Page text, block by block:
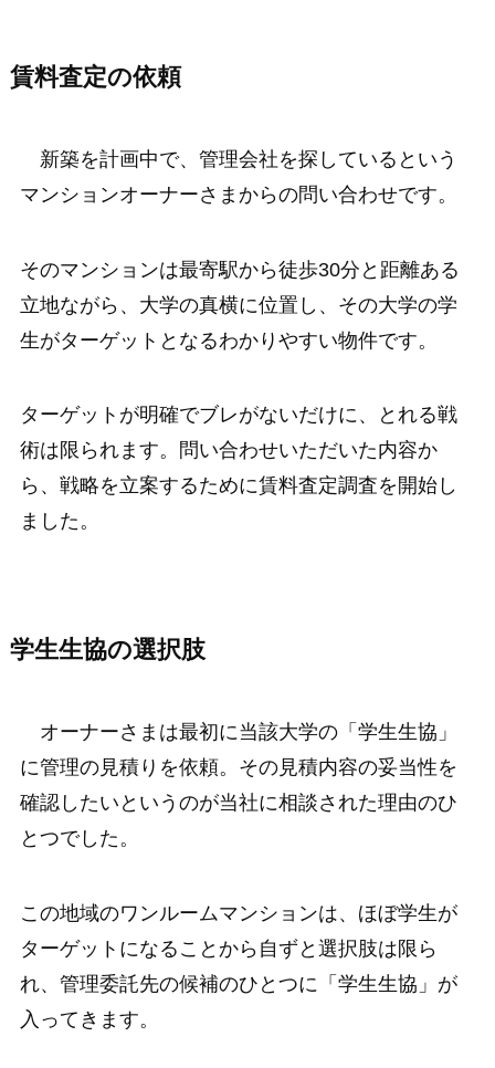
賃料査定の依頼
新築を計画中で、管理会社を探しているという
マンションオーナーさまからの問い合わせです。
そのマンションは最寄駅から徒歩30分と距離ある
立地ながら、大学の真横に位置し、その大学の学
生がターゲットとなるわかりやすい物件です。
ターゲットが明確でブレがないだけに、とれる戦
術は限られます。問い合わせいただいた内容か
ら、戦略を立案するために賃料査定調査を開始し
ました。
学生生協の選択肢
オーナーさまは最初に当該大学の「学生生協」
に管理の見積りを依頼。その見積内容の妥当性を
確認したいというのが当社に相談された理由のひ
とつでした。
この地域のワンルームマンションは、ほぼ学生が
ターゲットになることから自ずと選択肢は限ら
れ、管理委託先の候補のひとつに「学生生協」が
入ってきます。